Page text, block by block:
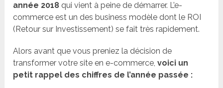
année 2018 qui vient à peine de démarrer. L’e-
commerce est un des business modèle dont le ROI
(Retour sur Investissement) se fait très rapidement.
Alors avant que vous preniez la décision de
transformer votre site en e-commerce,voici un
petit rappel des chiffres de l’année passée :